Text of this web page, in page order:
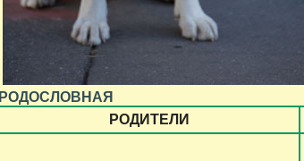
РОДОСЛОВНАЯ
РОДИТЕЛИ